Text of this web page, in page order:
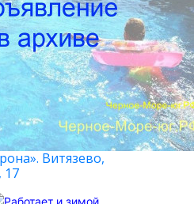
Витязево,